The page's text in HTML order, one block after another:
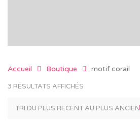
Accueil Boutique motif corail
3 RÉSULTATS AFFICHÉS